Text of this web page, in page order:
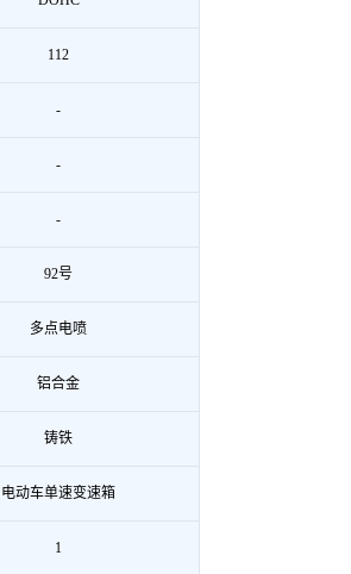
112
-
-
-
92号
多点电喷
铝合金
铸铁
电动车单速变速箱
1